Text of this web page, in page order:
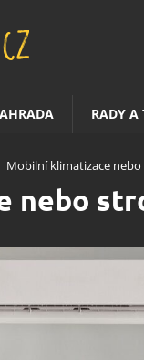
RADY A
Mobilní klimatizace
nebo